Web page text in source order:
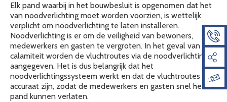
Elk pand waarbij in het bouwbesluit is opgenomen dat het
van noodverlichting moet worden voorzien, is wettelijk
verplicht om noodverlichting te laten installeren.
Noodverlichting is er om de veiligheid van bewoners,
medewerkers en gasten te vergroten. In het geval van een
calamiteit worden de vluchtroutes via de noodverlichting
aangegeven. Het is dus belangrijk dat het
noodverlichtingssysteem werkt en dat de vluchtroutes
accuraat zijn, zodat de medewerkers en gasten snel het
pand kunnen verlaten.